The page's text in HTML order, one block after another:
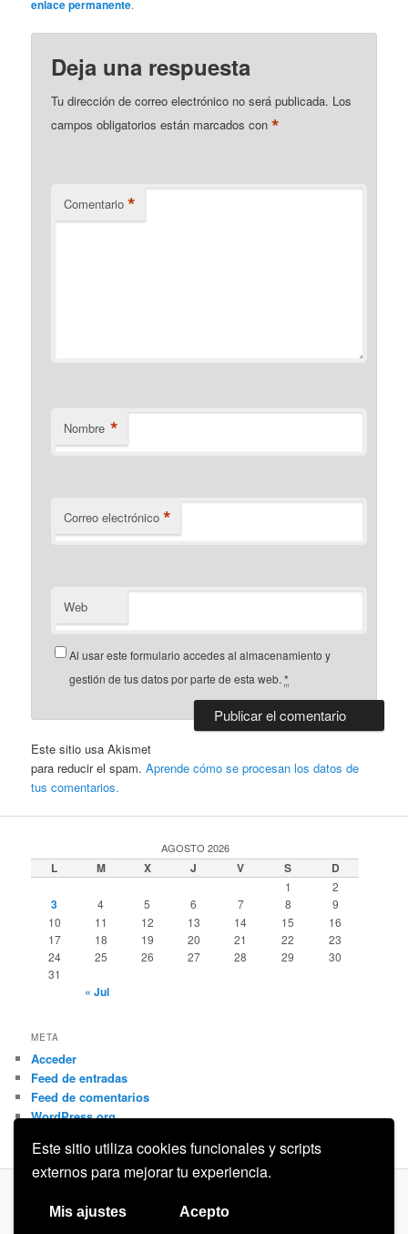
Este sitio utiliza cookies funcionales y scripts
externos para mejorar tu experiencia.
Mis ajustes Acepto
enlace permanente.
Deja una respuesta
Tu dirección de correo electrónico no será publicada. Los
campos obligatorios están marcados con*
Comentario *
Nombre *
Correo electrónico *
Web
Al usar este formulario accedes al almacenamiento y
gestión de tus datos por parte de esta web.*
Este sitio usa Akismet
para reducir el spam.Aprende cómo se procesan los datos de
tus comentarios.
AGOSTO 2026
L M X J V S D
1 2
3 4 5 6 7 8
9
10
11 12 13 14 15
16
17
18 19 20 21 22
23
24
25 26 27 28 29
30
31
« Jul
META
Acceder
Feed de entradas
Feed de comentarios
WordPress.org
Privacidad Funciona gracias a WordPress